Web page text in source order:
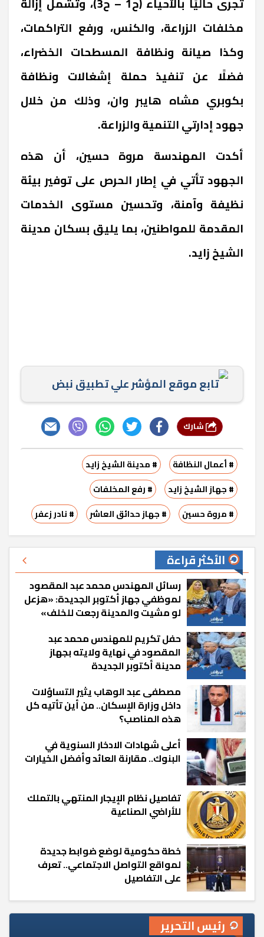
مخلفات الزراعة، والكنس، ورفع التراكمات،
وكذا صيانة ونظافة المسطحات الخضراء،
فضلًا عن تنفيذ حملة إشغالات ونظافة
بكوبري مشاه هايبر وان، وذلك من خلال
جهود إدارتي التنمية والزراعة.
أكدت المهندسة مروة حسين، أن هذه
الجهود تأتي في إطار الحرص على توفير بيئة
نظيفة وآمنة، وتحسين مستوى الخدمات
المقدمة للمواطنين، بما يليق بسكان مدينة
الشيخ زايد.
تابع موقع المؤشر علي تطبيق نبض
# أعمال النظافة
# مدينة الشيخ زايد
# جهاز الشيخ زايد
# رفع المخلفات
# مروة حسين
# جهاز حدائق العاشر # نادر زعفر
الأكثر قراءة
رسائل المهندس محمد عبد المقصود
لموظفي جهاز أكتوبر الجديدة: «هزعل
لو مشيت والمدينة رجعت للخلف»
حفل تكريم للمهندس محمد عبد
المقصود في نهاية ولايته بجهاز
مدينة أكتوبر الجديدة
مصطفى عبد الوهاب يثير التساؤلات
داخل وزارة الإسكان.. من أين تأتيه كل
هذه المناصب؟
أعلى شهادات الادخار السنوية في
البنوك.. مقارنة العائد وأفضل الخيارات
تفاصيل نظام الإيجار المنتهي بالتملك
للأراضي الصناعية
خطة حكومية لوضع ضوابط جديدة
لمواقع التواصل الاجتماعي.. تعرف
على التفاصيل
رئيس التحرير